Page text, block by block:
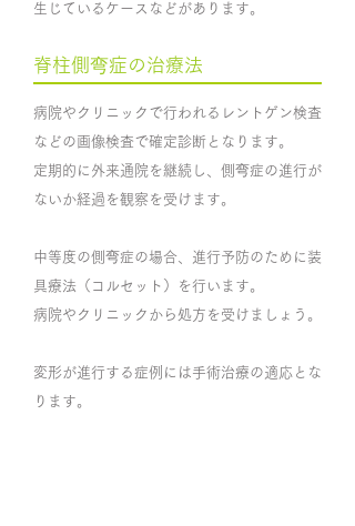
生じているケースなどがあります。
脊柱側弯症の治療法
病院やクリニックで行われるレントゲン検査
などの画像検査で確定診断となります。
定期的に外来通院を継続し、側弯症の進行が
ないか経過を観察を受けます。
中等度の側弯症の場合、進行予防のために装
具療法（コルセット）を行います。
病院やクリニックから処方を受けましょう。
変形が進行する症例には手術治療の適応とな
ります。